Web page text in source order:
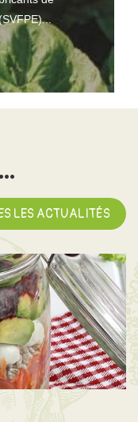
LES ACTUALITÉS